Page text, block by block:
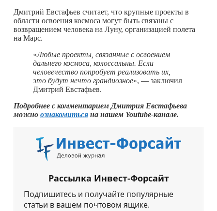
Дмитрий Евстафьев считает, что крупные проекты в
области освоения космоса могут быть связаны с
возвращением человека на Луну, организацией полета
на Марс.
«Любые проекты, связанные с освоением
дальнего космоса, колоссальны. Если
человечество попробует реализовать их,
это будут нечто грандиозное», — заключил
Дмитрий Евстафьев.
Подробнее с комментарием Дмитрия Евстафьева
можно ознакомиться на нашем Youtube-канале.
Рассылка Инвест-Форсайт
Подпишитесь и получайте популярные
статьи в вашем почтовом ящике.